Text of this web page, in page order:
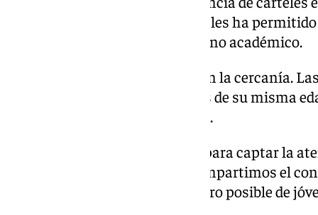
vídeos en plataformas digitales les ha
propuesta que nació en el entorno académico.
La clave de la campaña reside en la cercanía.
apostaron por utilizar personas de su misma
de difusión de las redes sociales.
«Utilizamos música llamativa para captar la
gente joven como nosotras. Compartimos el
para que llegara al mayor número posible de